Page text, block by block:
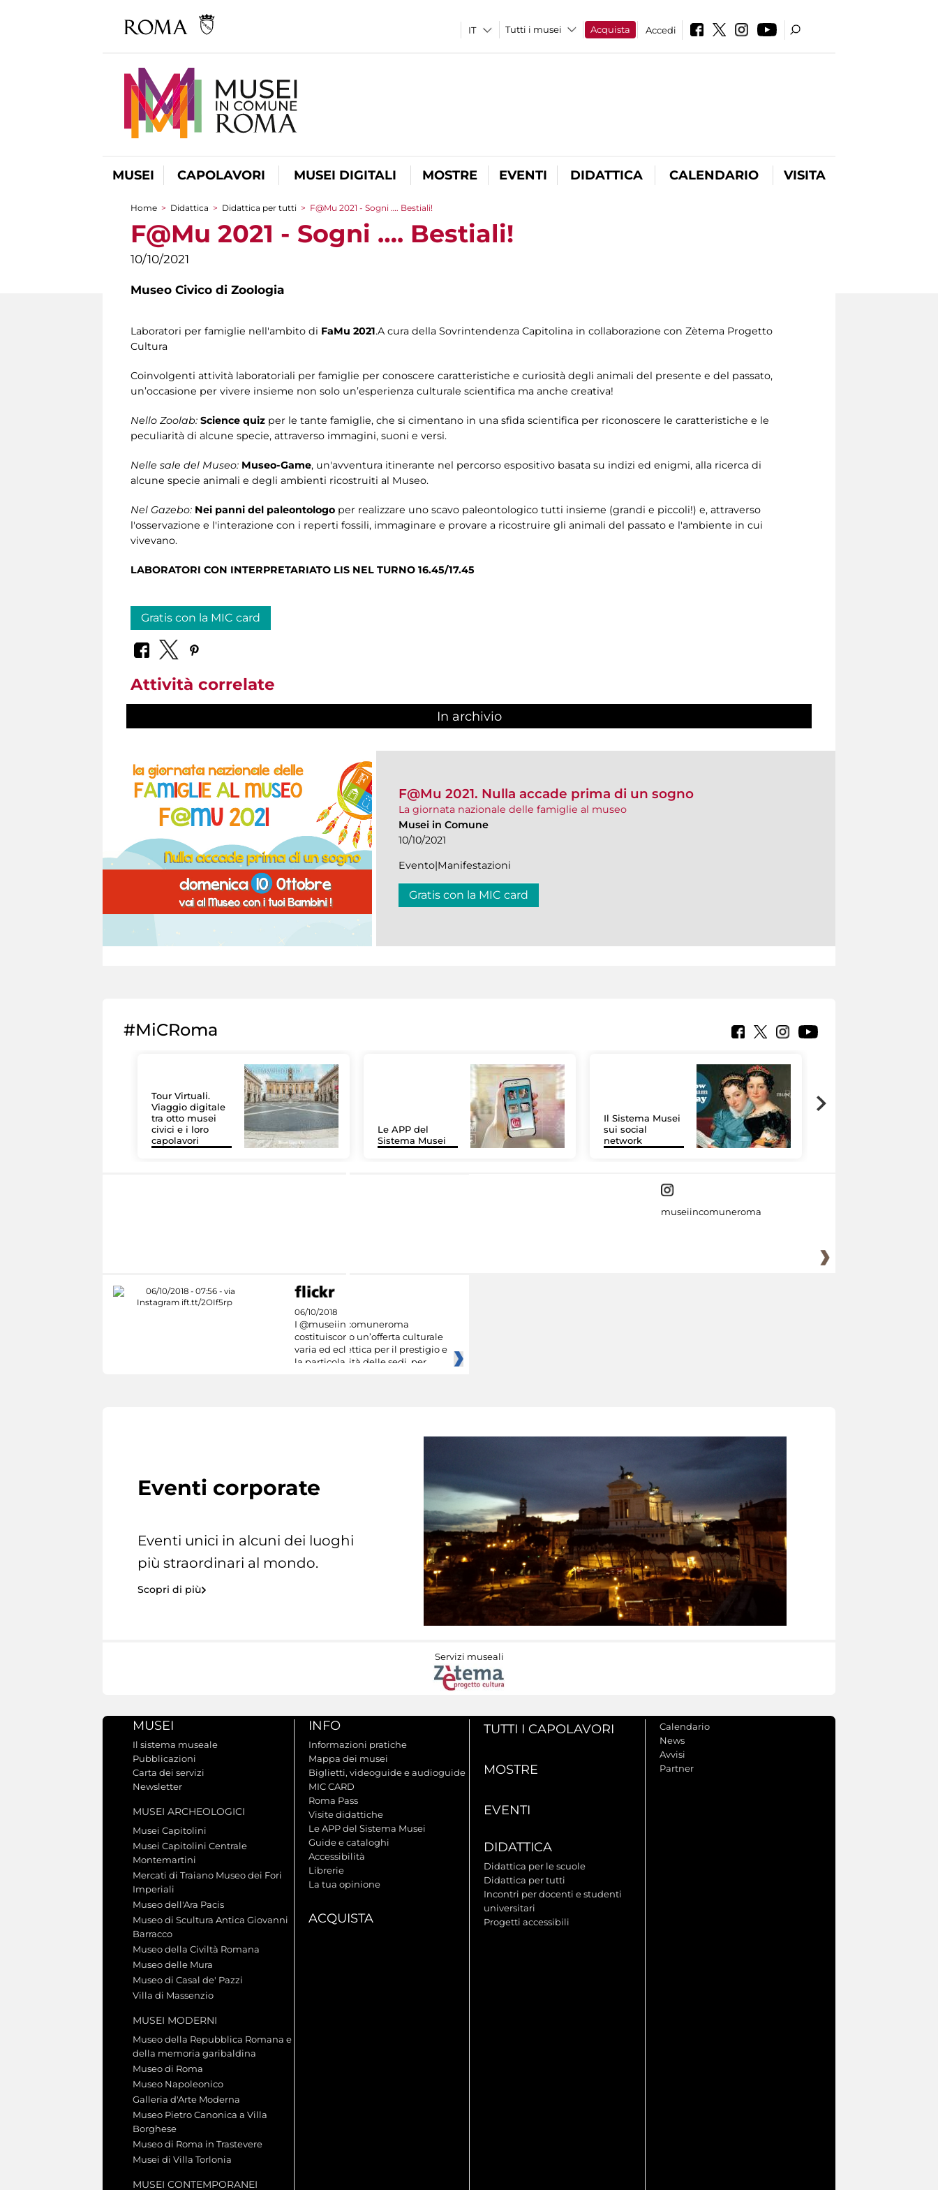
Tutti i musei Acquista Accedi
MUSEI CAPOLAVORI MUSEI DIGITALI MOSTRE EVENTI DIDATTICA CALENDARIO VISITA
Tu sei qui
Home > Didattica > Didattica per tutti > F@Mu 2021 - Sogni …. Bestiali!
F@Mu 2021 - Sogni …. Bestiali!
10/10/2021
Museo Civico di Zoologia
Laboratori per famiglie nell'ambito di FaMu 2021.A cura della Sovrintendenza Capitolina in collaborazione con Zètema Progetto
Cultura
Coinvolgenti attività laboratoriali per famiglie per conoscere caratteristiche e curiosità degli animali del presente e del passato,
un’occasione per vivere insieme non solo un’esperienza culturale scientifica ma anche creativa!
Nello Zoolab: Science quiz per le tante famiglie, che si cimentano in una sfida scientifica per riconoscere le caratteristiche e le
peculiarità di alcune specie, attraverso immagini, suoni e versi.
Nelle sale del Museo: Museo-Game, un'avventura itinerante nel percorso espositivo basata su indizi ed enigmi, alla ricerca di
alcune specie animali e degli ambienti ricostruiti al Museo.
Nel Gazebo: Nei panni del paleontologo per realizzare uno scavo paleontologico tutti insieme (grandi e piccoli!) e, attraverso
l'osservazione e l'interazione con i reperti fossili, immaginare e provare a ricostruire gli animali del passato e l'ambiente in cui
vivevano.
LABORATORI CON INTERPRETARIATO LIS NEL TURNO 16.45/17.45
Gratis con la MIC card
Attività correlate
In archivio
F@Mu 2021. Nulla accade prima di un sogno
La giornata nazionale delle famiglie al museo
Musei in Comune
10/10/2021
Evento|Manifestazioni
Gratis con la MIC card
#MiCRoma
Tour Virtuali.
Viaggio digitale
tra otto musei
civici e i loro
capolavori
Le APP del
Sistema Musei
Il Sistema Musei
sui social
network
museiincomuneroma
06/10/2018
I @museiincomuneroma
costituiscono un’offerta culturale
varia ed eclettica per il prestigio e
la particolarità delle sedi, per
Eventi corporate
Eventi unici in alcuni dei luoghi
più straordinari al mondo.
Scopri di più
Servizi museali
MUSEI
Il sistema museale
Pubblicazioni
Carta dei servizi
Newsletter
MUSEI ARCHEOLOGICI
Musei Capitolini
Musei Capitolini Centrale
Montemartini
Mercati di Traiano Museo dei Fori
Imperiali
Museo dell'Ara Pacis
Museo di Scultura Antica Giovanni
Barracco
Museo della Civiltà Romana
Museo delle Mura
Museo di Casal de' Pazzi
Villa di Massenzio
MUSEI MODERNI
Museo della Repubblica Romana e
della memoria garibaldina
Museo di Roma
Museo Napoleonico
Galleria d'Arte Moderna
Museo Pietro Canonica a Villa
Borghese
Museo di Roma in Trastevere
Musei di Villa Torlonia
MUSEI CONTEMPORANEI
INFO
Informazioni pratiche
Mappa dei musei
Biglietti, videoguide e audioguide
MIC CARD
Roma Pass
Visite didattiche
Le APP del Sistema Musei
Guide e cataloghi
Accessibilità
Librerie
La tua opinione
ACQUISTA
TUTTI I CAPOLAVORI
MOSTRE
EVENTI
DIDATTICA
Didattica per le scuole
Didattica per tutti
Incontri per docenti e studenti
universitari
Progetti accessibili
Calendario
News
Avvisi
Partner